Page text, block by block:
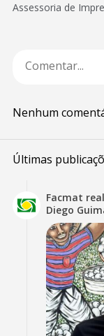
Assessoria de
Nenhum
Últimas
Facmat
Diego